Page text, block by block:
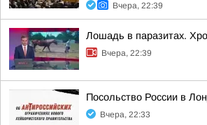
Вчера, 22:39
Лошадь в паразитах.
Вчера, 22:39
Посольство России в
Вчера, 22:33